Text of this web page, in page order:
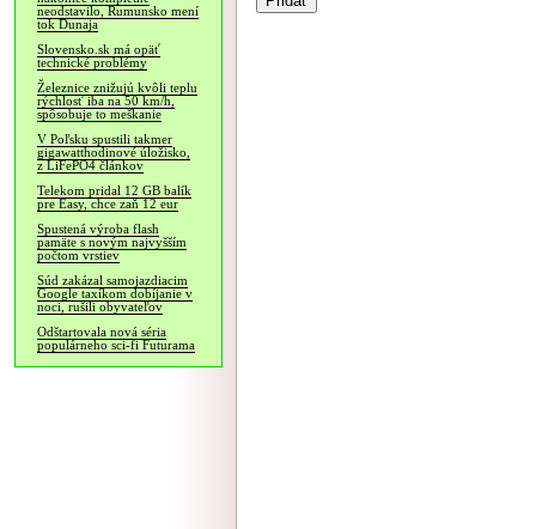
neodstavilo, Rumunsko mení
tok Dunaja
Slovensko.sk má opäť
technické problémy
Železnice znižujú kvôli teplu
rýchlosť iba na 50 km/h,
spôsobuje to meškanie
V Poľsku spustili takmer
gigawatthodinové úložisko,
z LiFePO4 článkov
Telekom pridal 12 GB balík
pre Easy, chce zaň 12 eur
Spustená výroba flash
pamäte s novým najvyšším
počtom vrstiev
Súd zakázal samojazdiacim
Google taxíkom dobíjanie v
noci, rušili obyvateľov
Odštartovala nová séria
populárneho sci-fi Futurama